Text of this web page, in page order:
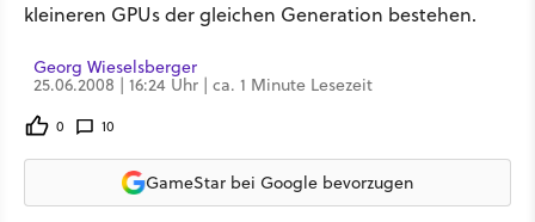
kleineren GPUs der gleichen Generation bestehen.
Georg Wieselsberger
25.06.2008 | 16:24 Uhr | ca. 1 Minute Lesezeit
0 10
GameStar bei Google bevorzugen